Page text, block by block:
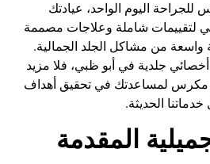
اليوم الواحد، عيادتك
لتقييمات شاملة وعلاجات مصممة
من مشاكل الجلد الجمالية.
جلدية في أبو ظبي، فلا مزيد
مكرس لمساعدتك في تحقيق أهداف
الحديثة.
المقدمة